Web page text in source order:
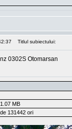
Titlul subiectului:
0302S Otomarsan
1.07 MB
de 131442 ori